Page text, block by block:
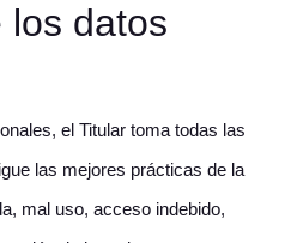
los datos
el Titular toma todas las
las mejores prácticas de la
mal uso, acceso indebido,